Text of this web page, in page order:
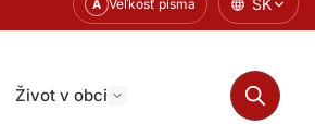
A Veľkosť písma SK
Život v obci